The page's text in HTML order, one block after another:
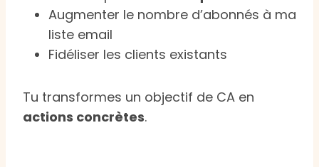
Augmenter le nombre d’abonnés à ma
liste email
Fidéliser les clients existants
Tu transformes un objectif de CA en
actions concrètes.